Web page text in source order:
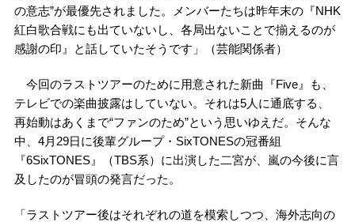
の意志”が最優先されました。メンバーたちは昨年末の『NHK
紅白歌合戦にも出ていないし、各局出ないことで揃えるのが
感謝の印』と話していたそうです」（芸能関係者）
今回のラストツアーのために用意された新曲『Five』も、
テレビでの楽曲披露はしていない。それは5人に通底する、
再始動はあくまで“ファンのため”という思いゆえだ。そんな
中、4月29日に後輩グループ・SixTONESの冠番組
『6SixTONES』（TBS系）に出演した二宮が、嵐の今後に言
及したのが冒頭の発言だった。
「ラストツアー後はそれぞれの道を模索しつつ、海外志向の